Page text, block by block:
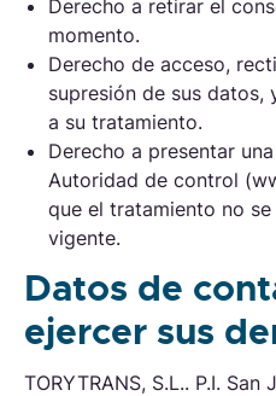
Derecho a retirar el
momento.
Derecho de acceso,
supresión de sus
a su tratamiento.
Derecho a presentar
Autoridad de control
que el tratamiento no
vigente.
Datos de
ejercer sus
TORYTRANS, S.L.. P.I.